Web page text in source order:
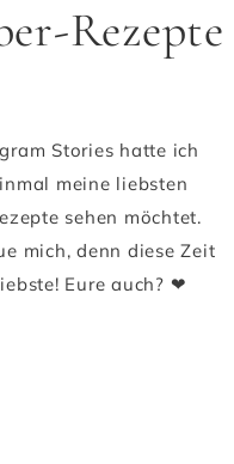
Rezepte
Stories hatte ich
meine liebsten
sehen möchtet.
mich, denn diese Zeit
Eure auch? ❤